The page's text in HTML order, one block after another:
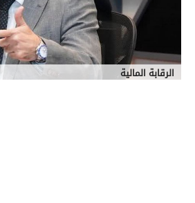
الرقابة المالية